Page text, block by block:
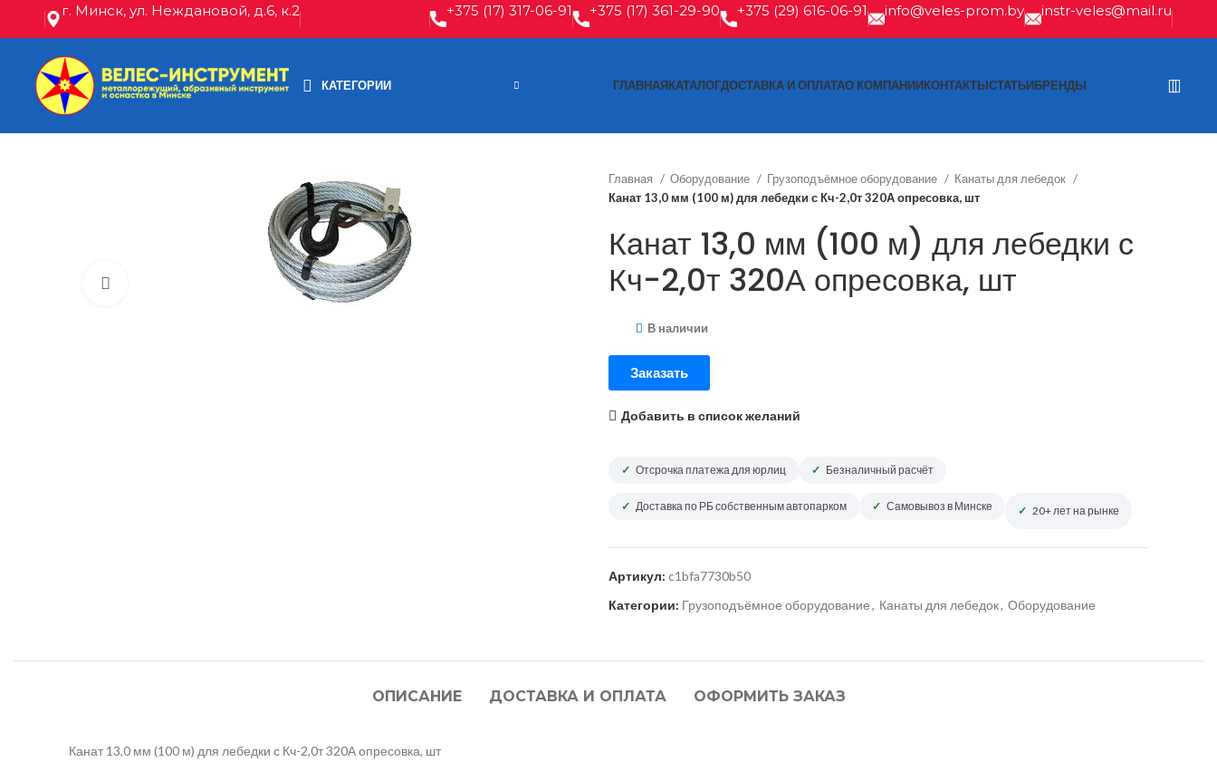
г. Минск, ул. Неждановой, д.6, к.2 +375 (17) 317-06-91 +375 (17) 361-29-90 +375 (29) 616-06-91 info@veles-prom.by instr-veles@mail.ru
КАТЕГОРИИ ГЛАВНАЯКАТАЛОГДОСТАВКА И ОПЛАТАО КОМПАНИИКОНТАКТЫСТАТЬИБРЕНДЫ
Главная Оборудование Грузоподъёмное оборудование
Канаты для лебедок
Канат 13,0 мм (100 м) для лебедки с Кч-2,0т 320А опресовка, шт
Канат 13,0 мм (100 м) для лебедки с
Кч-2,0т 320А опресовка, шт
В наличии
Заказать
Добавить в список желаний
Отсрочка платежа для юрлиц Безналичный расчёт
Доставка по РБ собственным автопарком Самовывоз в Минске 20+ лет на рынке
Артикул: c1bfa7730b50
Категории: Грузоподъёмное оборудование, Канаты для лебедок, Оборудование
ОПИСАНИЕ ДОСТАВКА И ОПЛАТА ОФОРМИТЬ ЗАКАЗ
Канат 13,0 мм (100 м) для лебедки с Кч-2,0т 320А опресовка, шт